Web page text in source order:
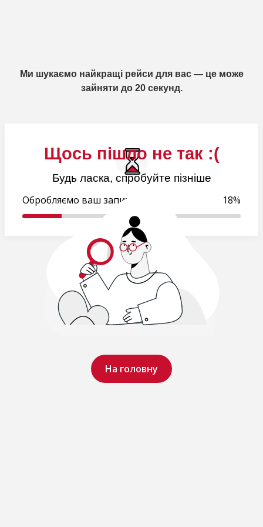
Щось пішло не так :(
Будь ласка, спробуйте пізніше
На головну
Ми шукаємо найкращі рейси для вас — це може
зайняти до 20 секунд.
Обробляємо ваш запит.. 18%